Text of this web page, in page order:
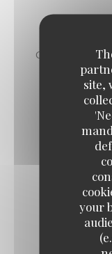
site,
your
COCKTAIL
THÉ